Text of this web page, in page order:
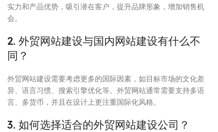
实力和产品优势，吸引潜在客户，提升品牌形象，增加销售机
会。
2. 外贸网站建设与国内网站建设有什么不
同？
外贸网站建设需要考虑更多的国际因素，如目标市场的文化差
异、语言习惯、搜索引擎优化等。外贸网站通常需要支持多语
言、多货币，并且在设计上更注重国际化风格。
3. 如何选择适合的外贸网站建设公司？